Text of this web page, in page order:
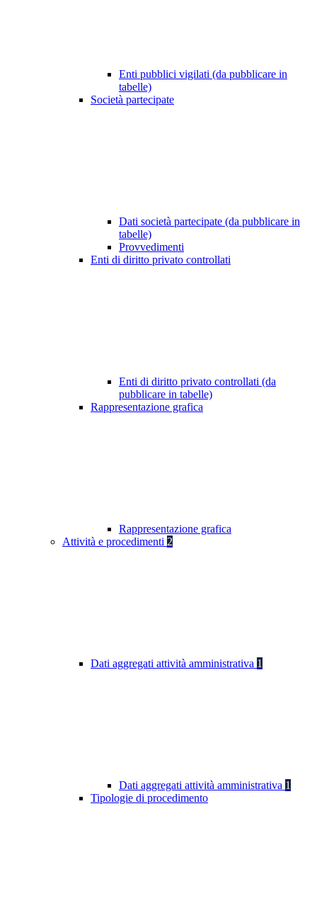
Enti pubblici vigilati (da pubblicare in
tabelle)
Società partecipate
Dati società partecipate (da pubblicare in
tabelle)
Provvedimenti
Enti di diritto privato controllati
Enti di diritto privato controllati (da
pubblicare in tabelle)
Rappresentazione grafica
Rappresentazione grafica
Attività e procedimenti 2
Dati aggregati attività amministrativa 1
Dati aggregati attività amministrativa 1
Tipologie di procedimento